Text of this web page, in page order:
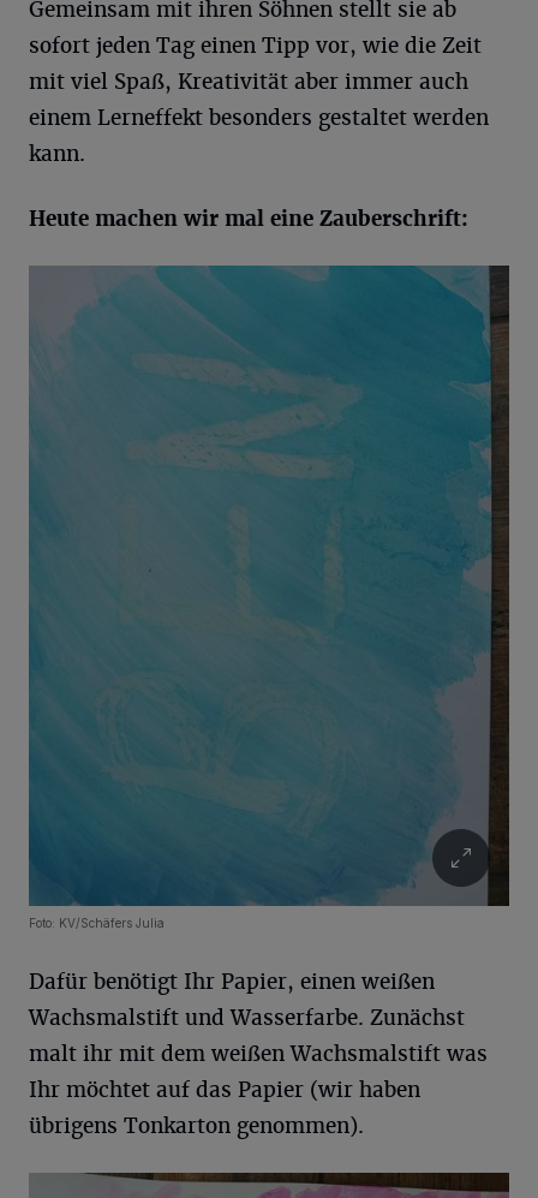
Gemeinsam mit ihren Söhnen stellt sie ab
sofort jeden Tag einen Tipp vor, wie die Zeit
mit viel Spaß, Kreativität aber immer auch
einem Lerneffekt besonders gestaltet werden
kann.
Heute machen wir mal eine Zauberschrift:
Foto: KV/Schäfers Julia
Dafür benötigt Ihr Papier, einen weißen
Wachsmalstift und Wasserfarbe. Zunächst
malt ihr mit dem weißen Wachsmalstift was
Ihr möchtet auf das Papier (wir haben
übrigens Tonkarton genommen).